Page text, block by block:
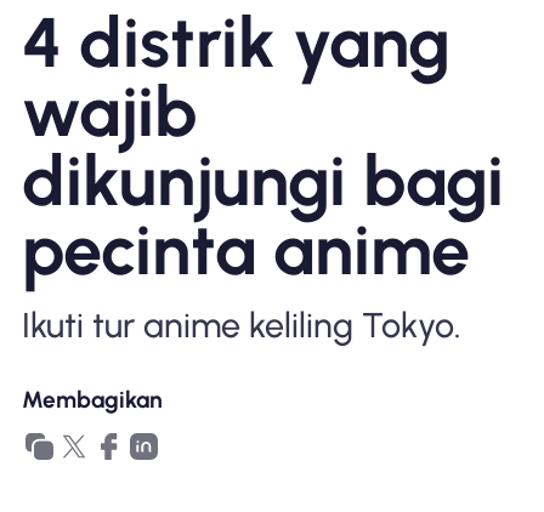
Paket Toko
Tentang eSIM
Mengapa Nomad eSIM
Untuk bisnis
4 distrik yang
wajib
dikunjungi bagi
pecinta anime
Ikuti tur anime keliling Tokyo.
Membagikan